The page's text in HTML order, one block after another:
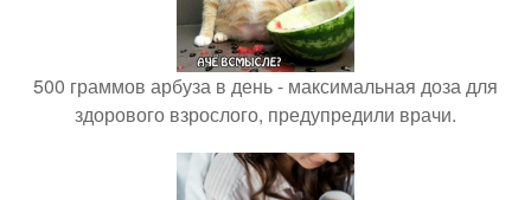
500 граммов арбуза в день - максимальная доза для
здорового взрослого, предупредили врачи.